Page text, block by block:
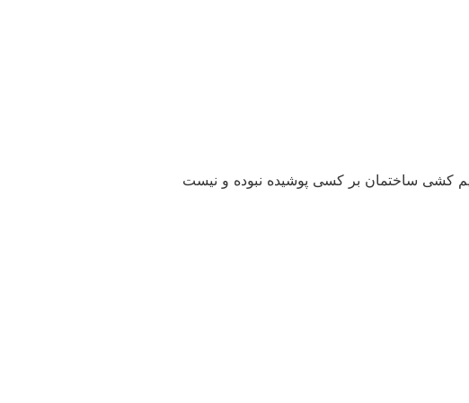
کشی ساختمان بر کسی پوشیده نبوده و نیست